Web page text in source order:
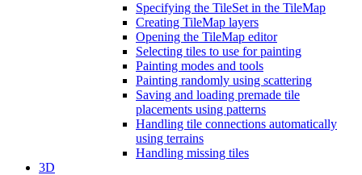
Specifying the TileSet in the TileMap
Creating TileMap layers
Opening the TileMap editor
Selecting tiles to use for painting
Painting modes and tools
Painting randomly using scattering
Saving and loading premade tile
placements using patterns
Handling tile connections automatically
using terrains
Handling missing tiles
3D